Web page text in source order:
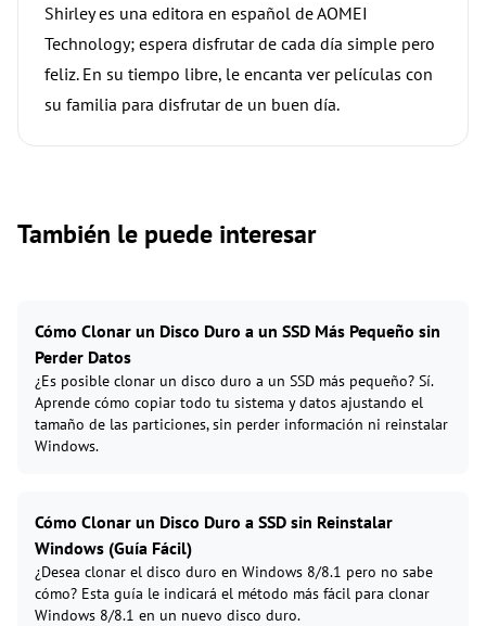
Shirley es una editora en español de AOMEI
Technology; espera disfrutar de cada día simple pero
feliz. En su tiempo libre, le encanta ver películas con
su familia para disfrutar de un buen día.
También le puede interesar
Cómo Clonar un Disco Duro a un SSD Más Pequeño sin
Perder Datos
¿Es posible clonar un disco duro a un SSD más pequeño? Sí.
Aprende cómo copiar todo tu sistema y datos ajustando el
tamaño de las particiones, sin perder información ni reinstalar
Windows.
Cómo Clonar un Disco Duro a SSD sin Reinstalar
Windows (Guía Fácil)
¿Desea clonar el disco duro en Windows 8/8.1 pero no sabe
cómo? Esta guía le indicará el método más fácil para clonar
Windows 8/8.1 en un nuevo disco duro.